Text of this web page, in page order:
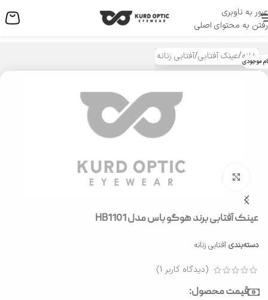
عبور به ناوبری
رفتن به محتوای اصلی
منو
خانه/عینک آفتابی/آفتابی زنانه موجودی
بزرگنمایی تصویر
عینک آفتابی برند هوگو باس مدل HB1101
دسته‌بندی آفتابی زنانه
(دیدگاه کاربر 1
)
قیمت محصول: